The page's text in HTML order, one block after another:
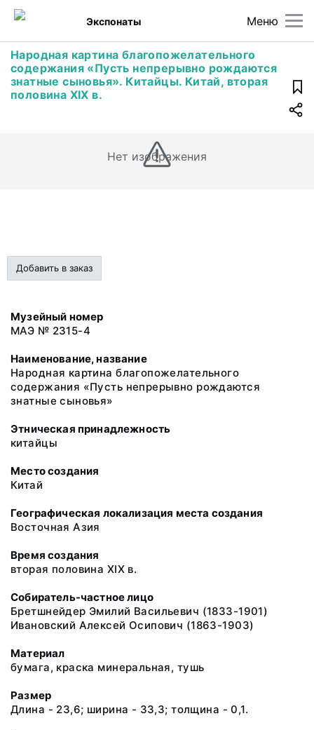
Меню
Экспонаты
Народная картина благопожелательного
содержания «Пусть непрерывно рождаются
знатные сыновья». Китайцы. Китай, вторая
половина XIX в.
Нет изображения
Добавить в заказ
Музейный номер
МАЭ № 2315-4
Наименование, название
Народная картина благопожелательного
содержания «Пусть непрерывно рождаются
знатные сыновья»
Этническая принадлежность
китайцы
Место создания
Китай
Географическая локализация места создания
Восточная Азия
Время создания
вторая половина XIX в.
Собиратель-частное лицо
Бретшнейдер Эмилий Васильевич (1833-1901)
Ивановский Алексей Осипович (1863-1903)
Материал
бумага, краска минеральная, тушь
Размер
Длина - 23,6; ширина - 33,3; толщина - 0,1.